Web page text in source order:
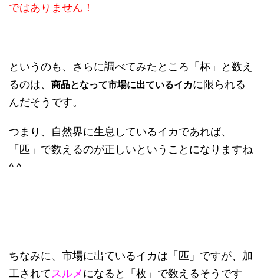
ではありません！
というのも、さらに調べてみたところ「杯」と数え
るのは、 商品となって市場に出ているイカに限られる
んだそうです。
つまり、自然界に生息しているイカであれば、
「匹」で数えるのが正しいということになりますね
^ ^
ちなみに、市場に出ているイカは「匹」ですが、加
工されて スルメになると「枚」で数えるそうです